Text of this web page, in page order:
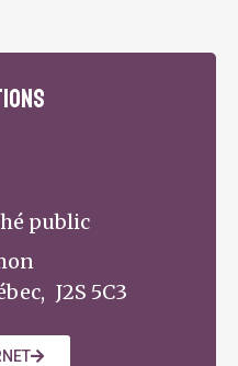
public
J2S 5C3